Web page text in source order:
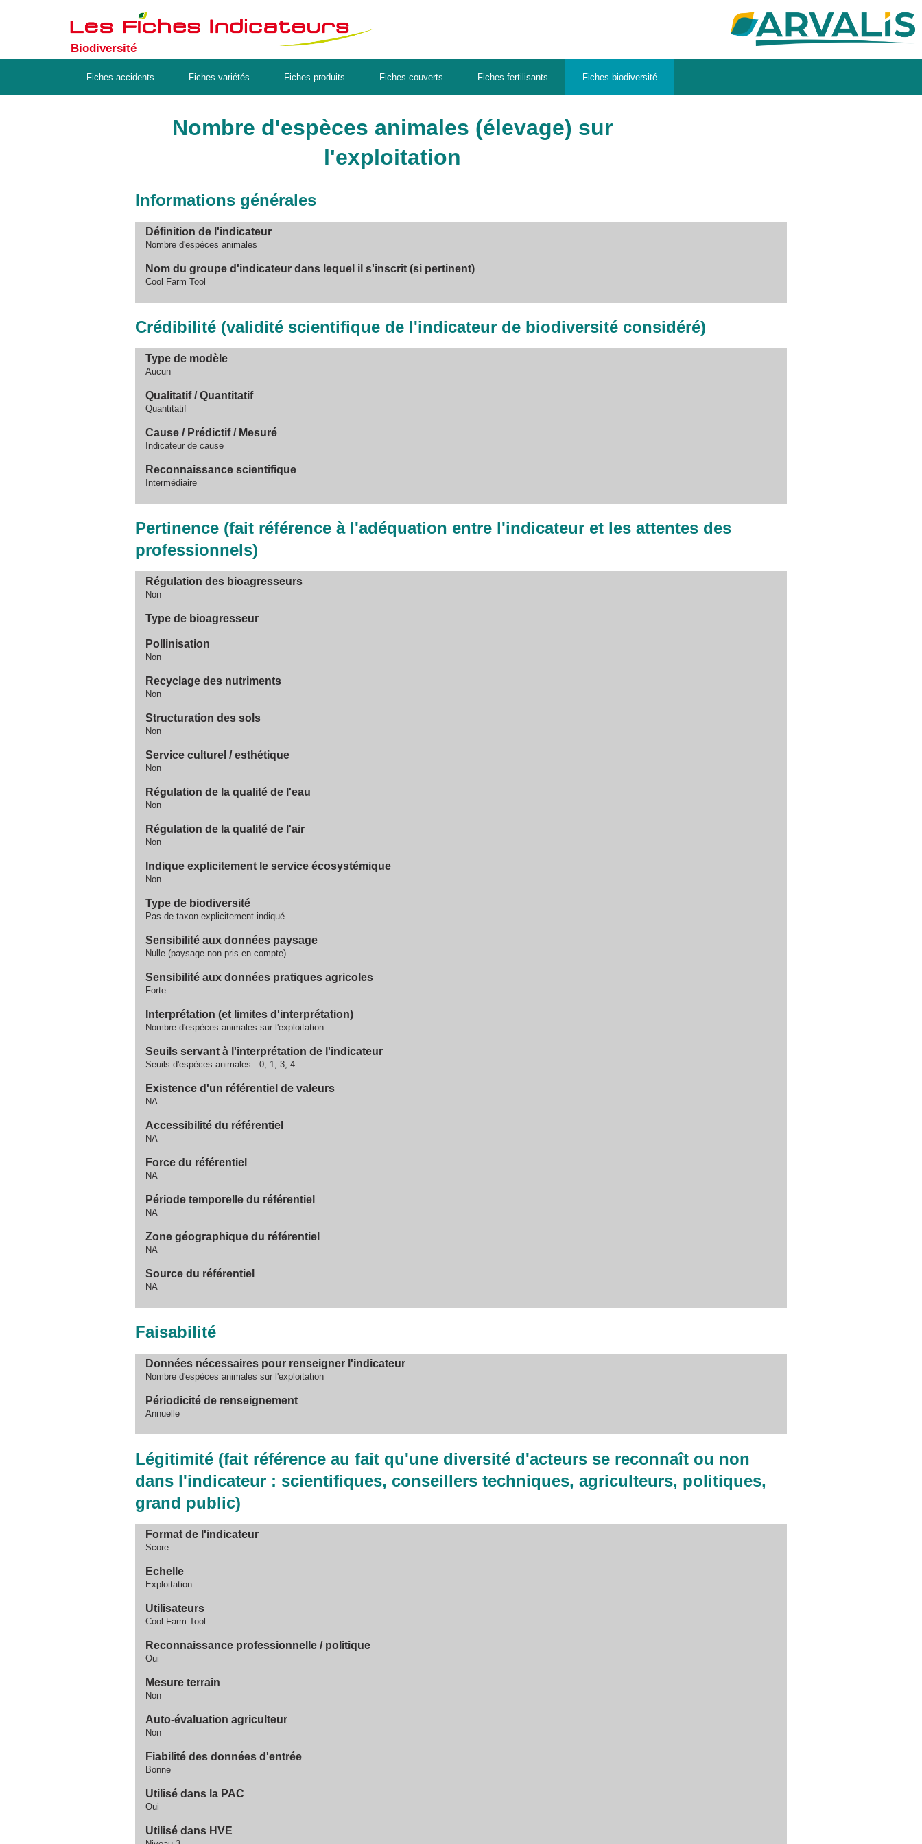
Biodiversité
Fiches accidents Fiches variétés Fiches produits Fiches couverts Fiches fertilisants Fiches biodiversité
Nombre d'espèces animales (élevage) sur
l'exploitation
Informations générales
Définition de l'indicateur
Nombre d'espèces animales
Nom du groupe d'indicateur dans lequel il s'inscrit (si pertinent)
Cool Farm Tool
Crédibilité (validité scientifique de l'indicateur de biodiversité considéré)
Type de modèle
Aucun
Qualitatif / Quantitatif
Quantitatif
Cause / Prédictif / Mesuré
Indicateur de cause
Reconnaissance scientifique
Intermédiaire
Pertinence (fait référence à l'adéquation entre l'indicateur et les attentes des
professionnels)
Régulation des bioagresseurs
Non
Type de bioagresseur
Pollinisation
Non
Recyclage des nutriments
Non
Structuration des sols
Non
Service culturel / esthétique
Non
Régulation de la qualité de l'eau
Non
Régulation de la qualité de l'air
Non
Indique explicitement le service écosystémique
Non
Type de biodiversité
Pas de taxon explicitement indiqué
Sensibilité aux données paysage
Nulle (paysage non pris en compte)
Sensibilité aux données pratiques agricoles
Forte
Interprétation (et limites d'interprétation)
Nombre d'espèces animales sur l'exploitation
Seuils servant à l'interprétation de l'indicateur
Seuils d'espèces animales : 0, 1, 3, 4
Existence d'un référentiel de valeurs
NA
Accessibilité du référentiel
NA
Force du référentiel
NA
Période temporelle du référentiel
NA
Zone géographique du référentiel
NA
Source du référentiel
NA
Faisabilité
Données nécessaires pour renseigner l'indicateur
Nombre d'espèces animales sur l'exploitation
Périodicité de renseignement
Annuelle
Légitimité (fait référence au fait qu'une diversité d'acteurs se reconnaît ou non
dans l'indicateur : scientifiques, conseillers techniques, agriculteurs, politiques,
grand public)
Format de l'indicateur
Score
Echelle
Exploitation
Utilisateurs
Cool Farm Tool
Reconnaissance professionnelle / politique
Oui
Mesure terrain
Non
Auto-évaluation agriculteur
Non
Fiabilité des données d'entrée
Bonne
Utilisé dans la PAC
Oui
Utilisé dans HVE